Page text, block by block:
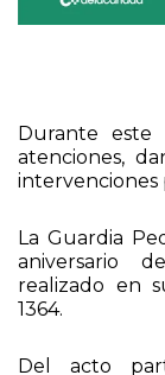
Durante este
atenciones,
intervenciones
La Guardia
aniversario
realizado en
1364.
Del acto